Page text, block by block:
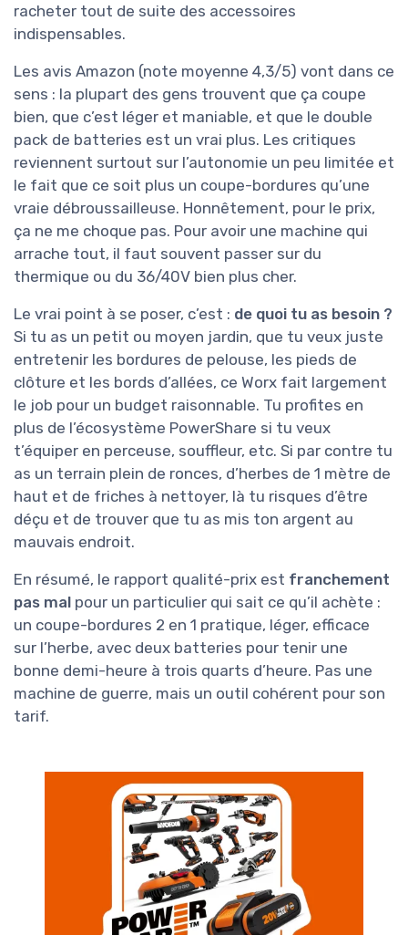
racheter tout de suite des accessoires
indispensables.
Les avis Amazon (note moyenne 4,3/5) vont dans ce
sens : la plupart des gens trouvent que ça coupe
bien, que c’est léger et maniable, et que le double
pack de batteries est un vrai plus. Les critiques
reviennent surtout sur l’autonomie un peu limitée et
le fait que ce soit plus un coupe-bordures qu’une
vraie débroussailleuse. Honnêtement, pour le prix,
ça ne me choque pas. Pour avoir une machine qui
arrache tout, il faut souvent passer sur du
thermique ou du 36/40V bien plus cher.
Le vrai point à se poser, c’est : de quoi tu as besoin ?
Si tu as un petit ou moyen jardin, que tu veux juste
entretenir les bordures de pelouse, les pieds de
clôture et les bords d’allées, ce Worx fait largement
le job pour un budget raisonnable. Tu profites en
plus de l’écosystème PowerShare si tu veux
t’équiper en perceuse, souffleur, etc. Si par contre tu
as un terrain plein de ronces, d’herbes de 1 mètre de
haut et de friches à nettoyer, là tu risques d’être
déçu et de trouver que tu as mis ton argent au
mauvais endroit.
En résumé, le rapport qualité-prix est franchement
pas mal pour un particulier qui sait ce qu’il achète :
un coupe-bordures 2 en 1 pratique, léger, efficace
sur l’herbe, avec deux batteries pour tenir une
bonne demi-heure à trois quarts d’heure. Pas une
machine de guerre, mais un outil cohérent pour son
tarif.